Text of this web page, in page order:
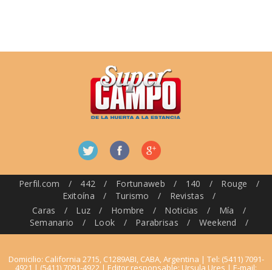
Perfil.com / 442 / Fortunaweb / 140 / Rouge
/
Exitoína
/ Turismo / Revistas
/
Caras
/ Luz / Hombre / Noticias / Mía
/
Semanario
/ Look / Parabrisas / Weekend /
Domicilio: California 2715, C1289ABI, CABA, Argentina | Tel: (5411) 7091-
4921 | (5411) 7091-4922 | Editor responsable: Ursula Ures | E-mail: